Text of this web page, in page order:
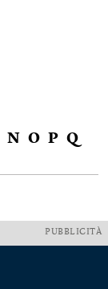
N O P Q
PUBBLICITÀ